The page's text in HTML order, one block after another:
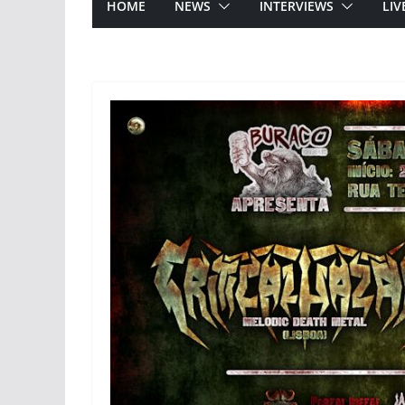
HOME NEWS INTERVIEWS